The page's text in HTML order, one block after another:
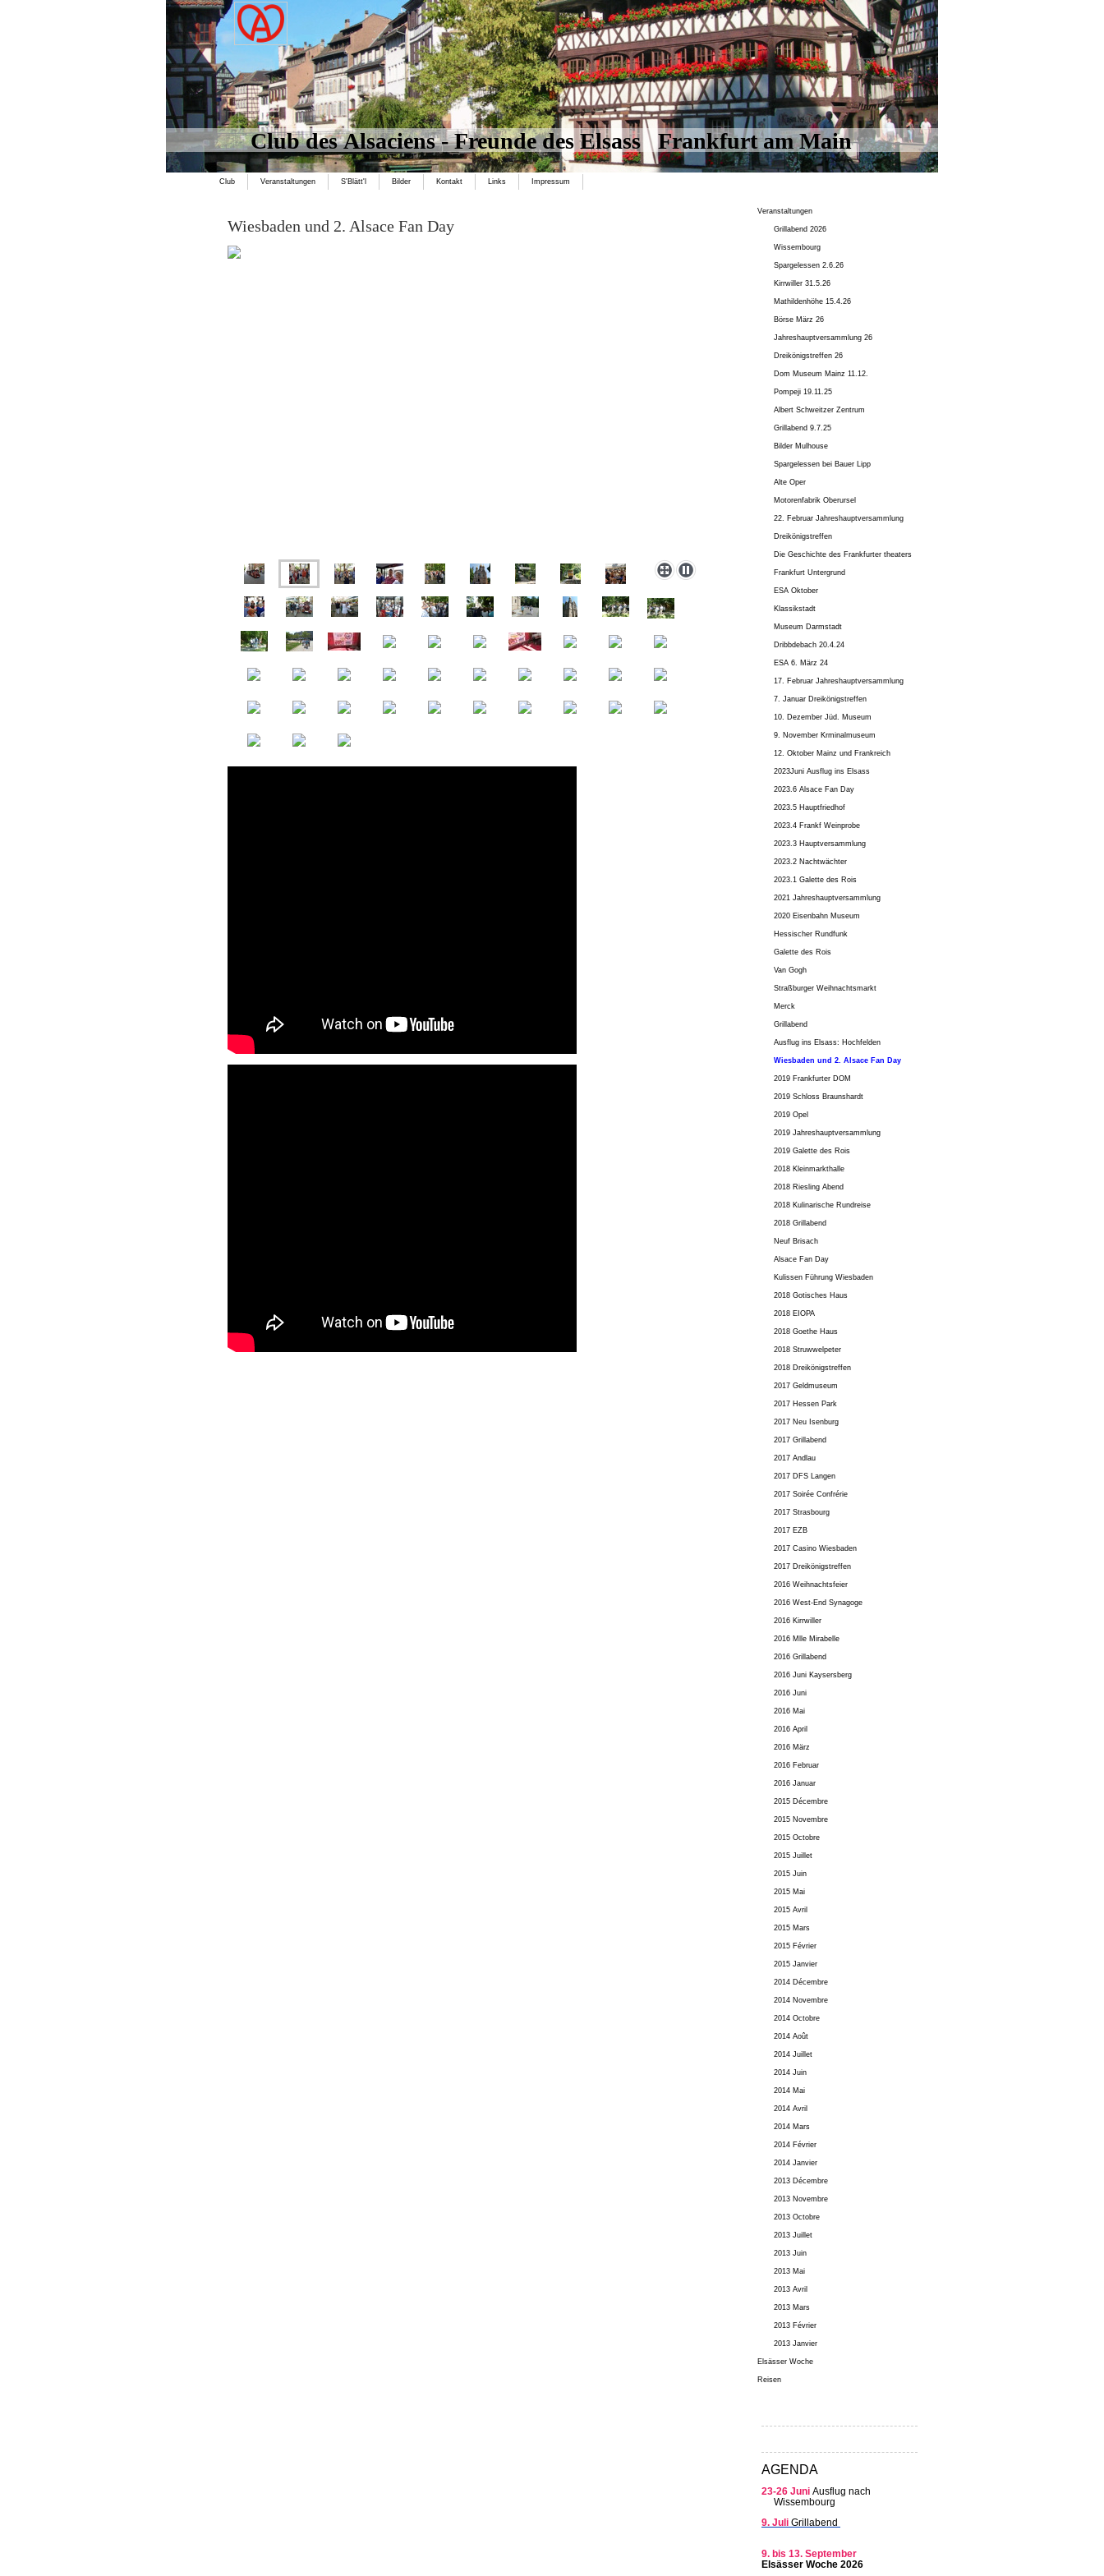
Club des Alsaciens - Freunde des Elsass Frankfurt am Main
Club Veranstaltungen S'Blätt'l Bilder Kontakt Links Impressum
Wiesbaden und 2. Alsace Fan Day
Veranstaltungen
Grillabend 2026
Wissembourg
Spargelessen 2.6.26
Kirrwiller 31.5.26
Mathildenhöhe 15.4.26
Börse März 26
Jahreshauptversammlung 26
Dreikönigstreffen 26
Dom Museum Mainz 11.12.
Pompeji 19.11.25
Albert Schweitzer Zentrum
Grillabend 9.7.25
Bilder Mulhouse
Spargelessen bei Bauer Lipp
Alte Oper
Motorenfabrik Oberursel
22. Februar Jahreshauptversammlung
Dreikönigstreffen
Die Geschichte des Frankfurter theaters
Frankfurt Untergrund
ESA Oktober
Klassikstadt
Museum Darmstadt
Dribbdebach 20.4.24
ESA 6. März 24
17. Februar Jahreshauptversammlung
7. Januar Dreikönigstreffen
10. Dezember Jüd. Museum
9. November Krminalmuseum
12. Oktober Mainz und Frankreich
2023Juni Ausflug ins Elsass
2023.6 Alsace Fan Day
2023.5 Hauptfriedhof
2023.4 Frankf Weinprobe
2023.3 Hauptversammlung
2023.2 Nachtwächter
2023.1 Galette des Rois
2021 Jahreshauptversammlung
2020 Eisenbahn Museum
Hessischer Rundfunk
Galette des Rois
Van Gogh
Straßburger Weihnachtsmarkt
Merck
Grillabend
Ausflug ins Elsass: Hochfelden
Wiesbaden und 2. Alsace Fan Day
2019 Frankfurter DOM
2019 Schloss Braunshardt
2019 Opel
2019 Jahreshauptversammlung
2019 Galette des Rois
2018 Kleinmarkthalle
2018 Riesling Abend
2018 Kulinarische Rundreise
2018 Grillabend
Neuf Brisach
Alsace Fan Day
Kulissen Führung Wiesbaden
2018 Gotisches Haus
2018 EIOPA
2018 Goethe Haus
2018 Struwwelpeter
2018 Dreikönigstreffen
2017 Geldmuseum
2017 Hessen Park
2017 Neu Isenburg
2017 Grillabend
2017 Andlau
2017 DFS Langen
2017 Soirée Confrérie
2017 Strasbourg
2017 EZB
2017 Casino Wiesbaden
2017 Dreikönigstreffen
2016 Weihnachtsfeier
2016 West-End Synagoge
2016 Kirrwiller
2016 Mlle Mirabelle
2016 Grillabend
2016 Juni Kaysersberg
2016 Juni
2016 Mai
2016 April
2016 März
2016 Februar
2016 Januar
2015 Décembre
2015 Novembre
2015 Octobre
2015 Juillet
2015 Juin
2015 Mai
2015 Avril
2015 Mars
2015 Février
2015 Janvier
2014 Décembre
2014 Novembre
2014 Octobre
2014 Août
2014 Juillet
2014 Juin
2014 Mai
2014 Avril
2014 Mars
2014 Février
2014 Janvier
2013 Décembre
2013 Novembre
2013 Octobre
2013 Juillet
2013 Juin
2013 Mai
2013 Avril
2013 Mars
2013 Février
2013 Janvier
Elsässer Woche
Reisen
AGENDA
23-26 Juni Ausflug nach
Wissembourg
9. Juli Grillabend
9. bis 13. September
Elsässer Woche 2026